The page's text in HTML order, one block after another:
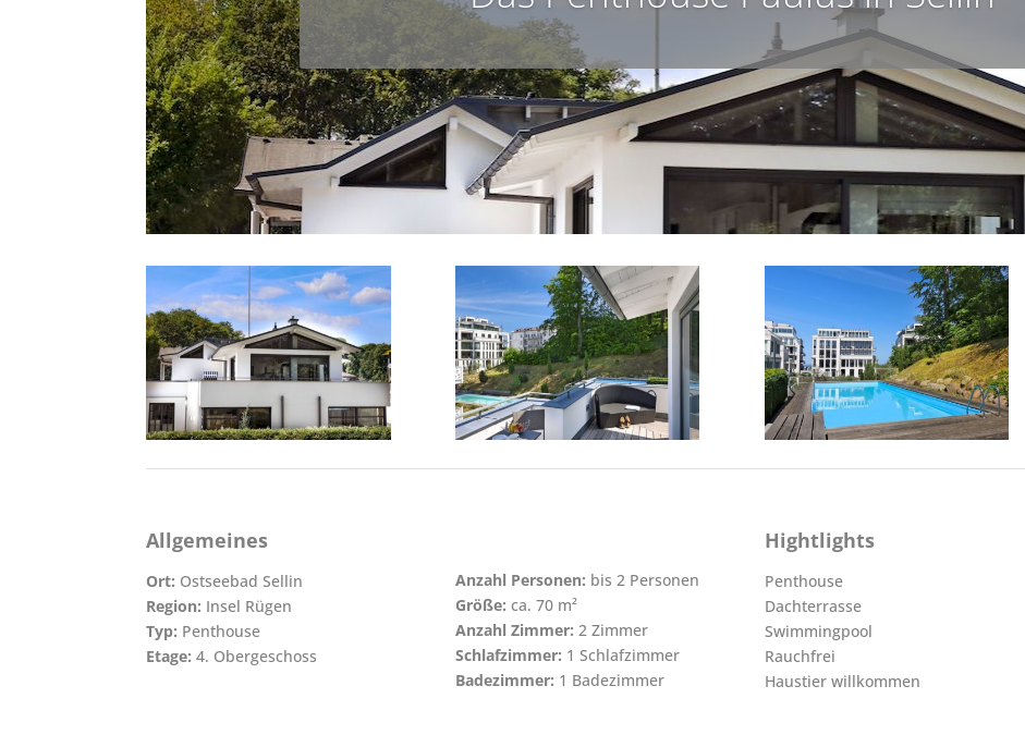
Allgemeines
Ort: Ostseebad Sellin
Region: Insel Rügen
Typ: Penthouse
Etage: 4. Obergeschoss
Anzahl Personen: bis 2 Personen
Größe: ca. 70 m²
Anzahl Zimmer: 2 Zimmer
Schlafzimmer: 1 Schlafzimmer
Badezimmer: 1 Badezimmer
Hightlights
Penthouse
Dachterrasse
Swimmingpool
Rauchfrei
Haustier willkommen